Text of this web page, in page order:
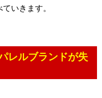
いきます。
レルブランドが失